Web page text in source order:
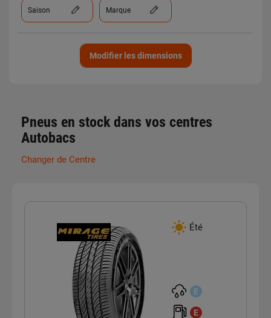
Saison Marque
Modifier les dimensions
Pneus en stock dans vos centres
Autobacs
Changer de Centre
Été
E
E